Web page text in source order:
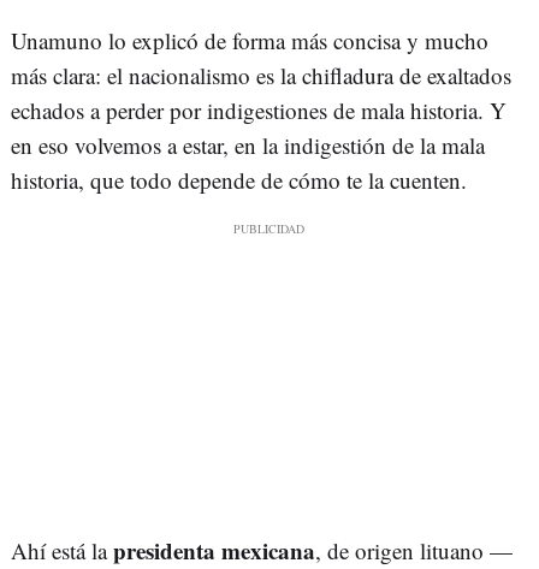
Unamuno lo explicó de forma más concisa y mucho
más clara: el nacionalismo es la chifladura de exaltados
echados a perder por indigestiones de mala historia. Y
en eso volvemos a estar, en la indigestión de la mala
historia, que todo depende de cómo te la cuenten.
Ahí está lapresidenta mexicana, de origen lituano —